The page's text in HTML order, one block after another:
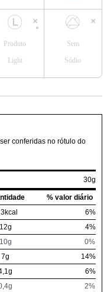
Produto
Light
Sem
Sódio
conferidas no rótulo do
30g
% valor diário
6%
12g
4%
10g
0%
7g
14%
6%
2%